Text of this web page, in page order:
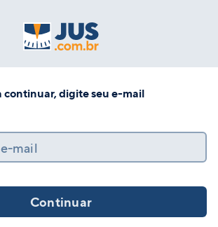
continuar, digite seu e-mail
mail
Continuar